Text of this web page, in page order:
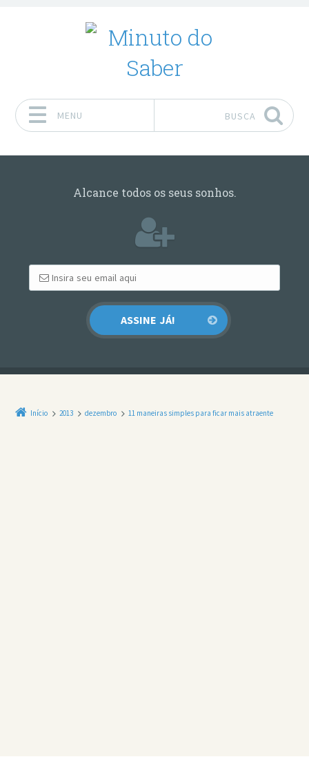
MENU BUSCA
Alcance todos os seus sonhos.
Início 2013 dezembro 11 maneiras simples para ficar mais atraente